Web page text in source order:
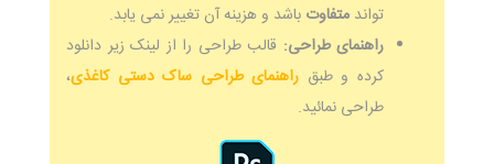
تواند متفاوت باشد و هزینه آن تغییر نمی یابد.
راهنمای طراحی: قالب طراحی را از لینک زیر دانلود
کرده و طبق راهنمای طراحی ساک دستی کاغذی،
طراحی نمائید.